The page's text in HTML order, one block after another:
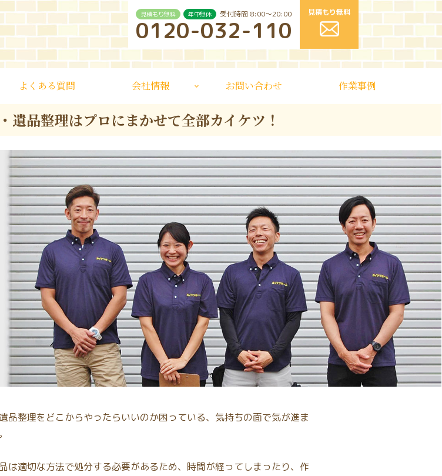
見積もり無料 年中無休 受付時間 8:00〜20:00
0120-032-110
見積もり無料
よくある質問 会社情報 お問い合わせ 作業事例
遺品整理はプロにまかせて全部カイケツ！
品整理をどこからやったらいいのか困っている、気持ちの面で気が進ま
は適切な方法で処分する必要があるため、時間が経ってしまったり、作